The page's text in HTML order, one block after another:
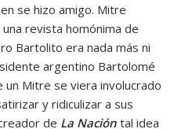
se hizo amigo. Mitre
revista homónima de
Bartolito era nada más ni
argentino Bartolomé
un Mitre se viera involucrado
y ridiculizar a sus
de La Nación tal idea